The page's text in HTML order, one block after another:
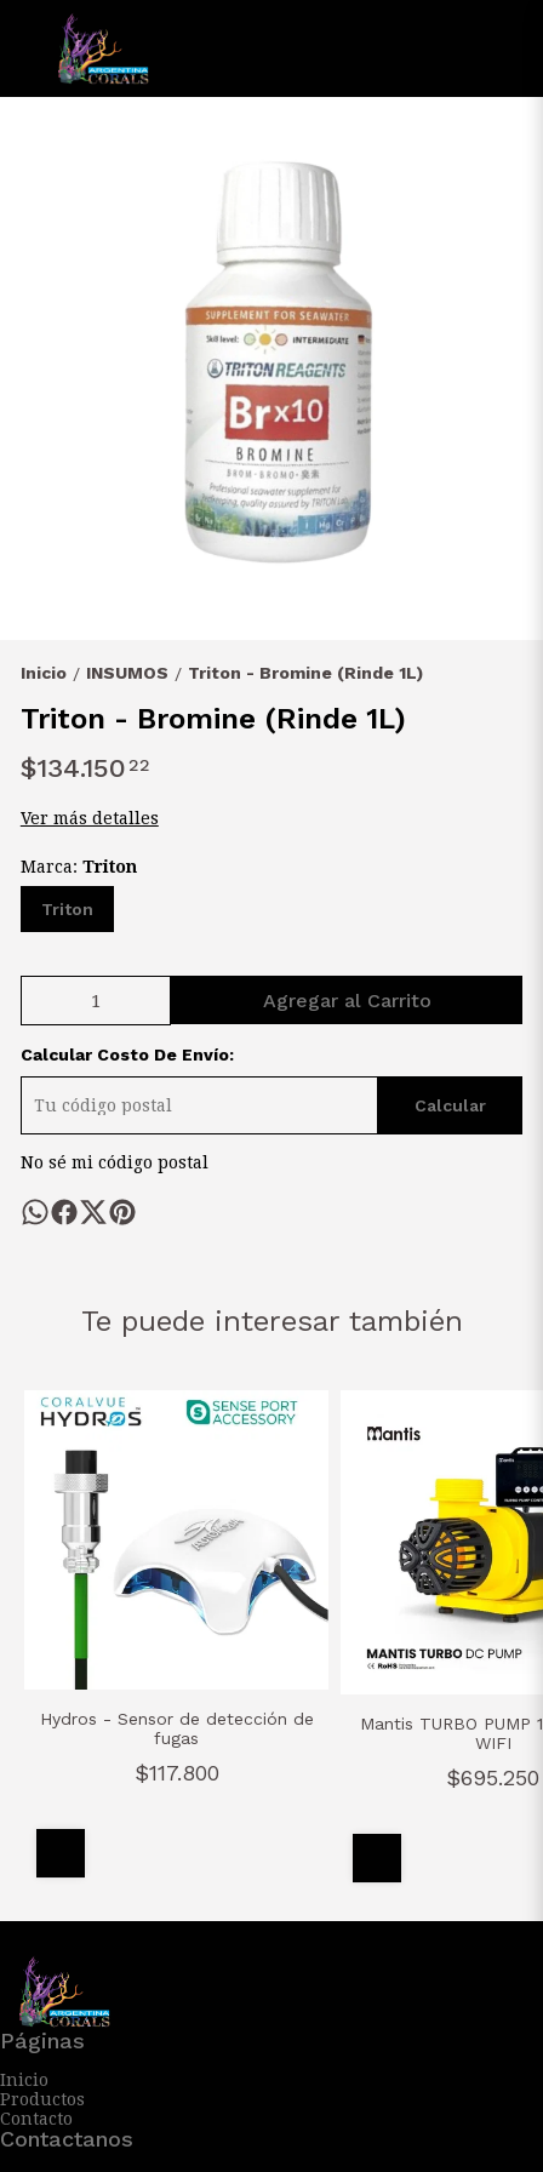
Inicio / INSUMOS / Triton - Bromine (Rinde 1L)
Triton - Bromine (Rinde 1L)
$134.15022
Ver más detalles
Marca: Triton
Triton
Agregar al Carrito
Calcular Costo De Envío:
Calcular
No sé mi código postal
Te puede interesar también
Hydros - Sensor de detección de
fugas
$117.800
Mantis TURBO PUMP
WIFI
$695.250
Páginas
Inicio
Productos
Contacto
Contactanos